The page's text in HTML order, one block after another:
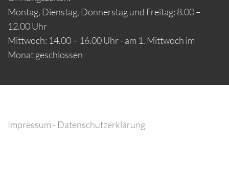
Montag, Dienstag, Donnerstag und Freitag: 8.00 –
12.00 Uhr
Mittwoch: 14.00 – 16.00 Uhr - am 1. Mittwoch im
Monat geschlossen
Impressum - Datenschutzerklärung